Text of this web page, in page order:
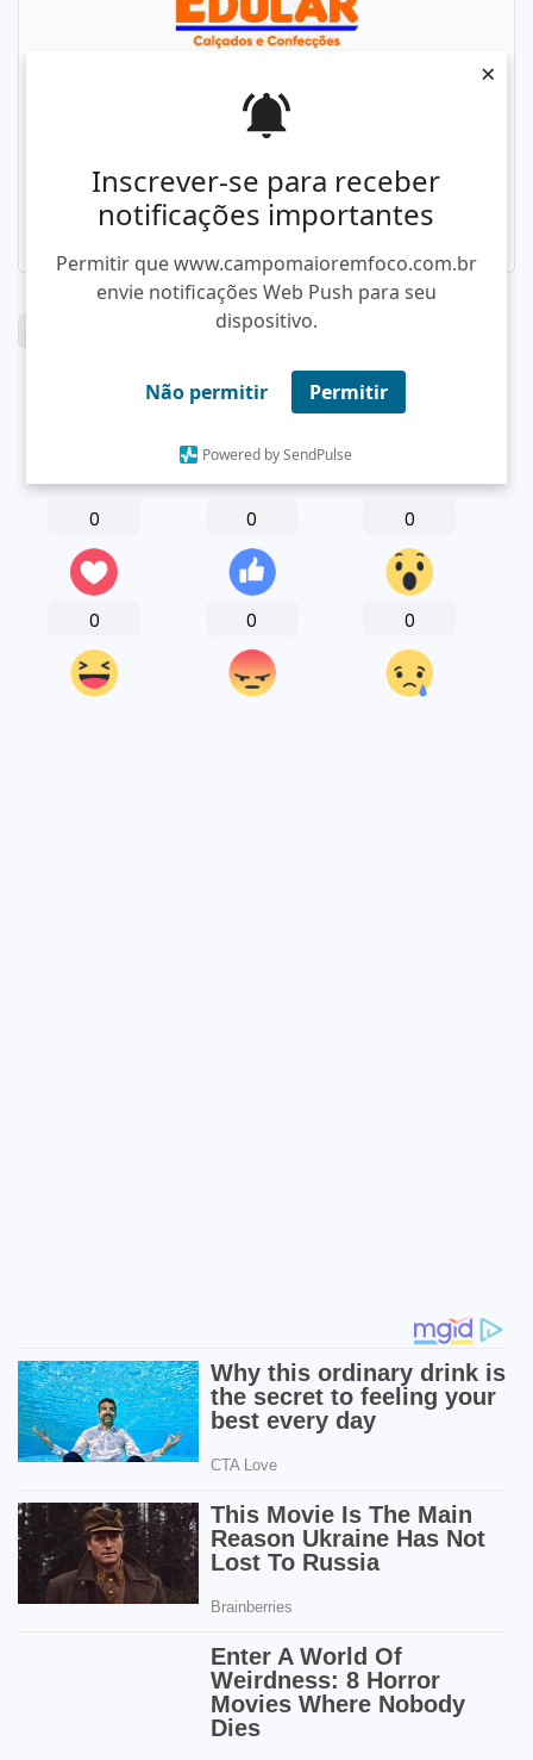
Inscrever-se para receber
notificações importantes
Permitir que www.campomaioremfoco.com.br
envie notificações Web Push para seu
dispositivo.
Não permitir Permitir
Powered by SendPulse
×
Capitão de Campos
Compartilhe sua reação
0 0 0
0 0 0